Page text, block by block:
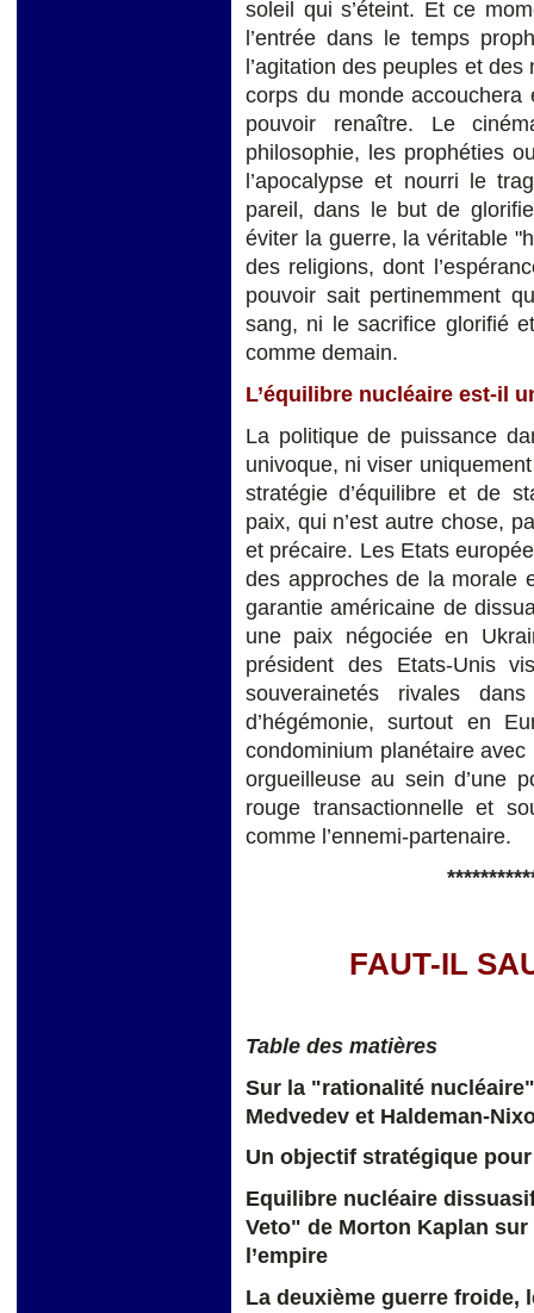
soleil qui s’éteint. Et ce
l’entrée dans le temps
l’agitation des peuples et
corps du monde
pouvoir renaître. Le
philosophie, les prophéties
l’apocalypse et nourri le
pareil, dans le but de
éviter la guerre, la véritable
des religions, dont
pouvoir sait pertinemment
sang, ni le sacrifice glorifié
comme demain.
L’équilibre nucléaire est-il
La politique de puissance
univoque, ni viser
stratégie d’équilibre et de
paix, qui n’est autre chose,
et précaire. Les Etats
des approches de la morale
garantie américaine de
une paix négociée en
président des Etats-Unis
souverainetés rivales
d’hégémonie, surtout en
condominium planétaire avec
orgueilleuse au sein d’une
rouge transactionnelle et
comme l’ennemi-partenaire.
FAUT-IL
Table des matières
Sur la "rationalité nucléaire"
Medvedev et Haldeman-
Un objectif stratégique pour
Equilibre nucléaire
Veto" de Morton Kaplan sur
l’empire
La deuxième guerre froide,